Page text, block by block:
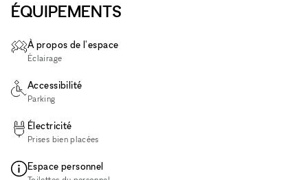
ÉQUIPEMENTS
À propos de l'espace
Éclairage
Accessibilité
Parking
Électricité
Prises bien placées
Espace personnel